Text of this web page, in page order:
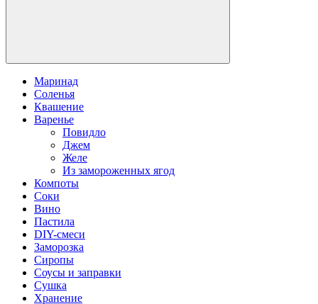
Маринад
Соленья
Квашение
Варенье
Повидло
Джем
Желе
Из замороженных ягод
Компоты
Соки
Вино
Пастила
DIY-смеси
Заморозка
Сиропы
Соусы и заправки
Сушка
Хранение